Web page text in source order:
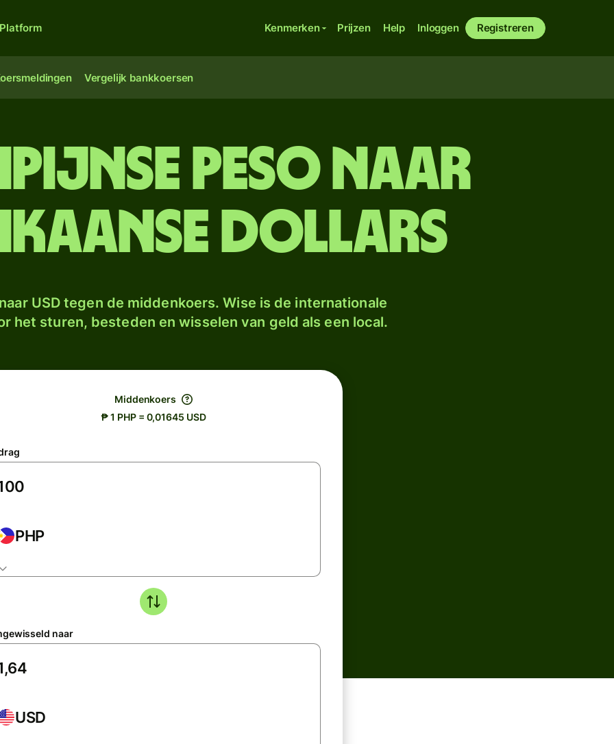
Platform Kenmerken Prijzen Help Inloggen Registreren
Vergelijk bankkoersen
peso naar
dollars
USD tegen de middenkoers. Wise is de internationale
het sturen, besteden en wisselen van geld als een local.
Middenkoers
₱ 1 PHP = 0,01645 USD
PHP
naar
USD